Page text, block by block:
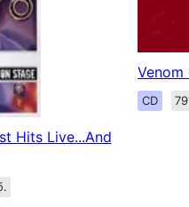
Hits Live...And
Venom
CD